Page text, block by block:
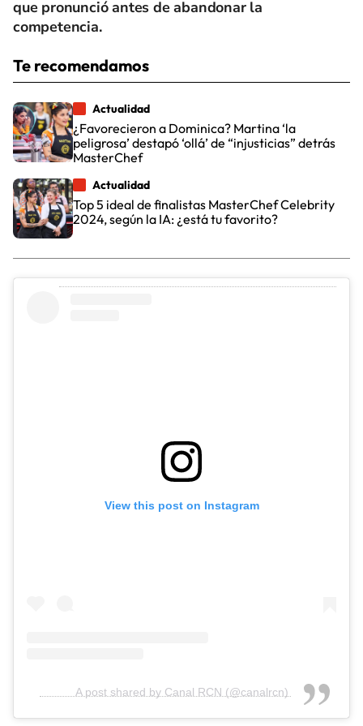
que pronunció antes de abandonar la
competencia.
Te recomendamos
Actualidad
¿Favorecieron a Dominica? Martina ‘la
peligrosa’ destapó ‘ollá’ de “injusticias” detrás
MasterChef
Actualidad
Top 5 ideal de finalistas MasterChef Celebrity
2024, según la IA: ¿está tu favorito?
View this post on Instagram
A post shared by Canal RCN (@canalrcn)